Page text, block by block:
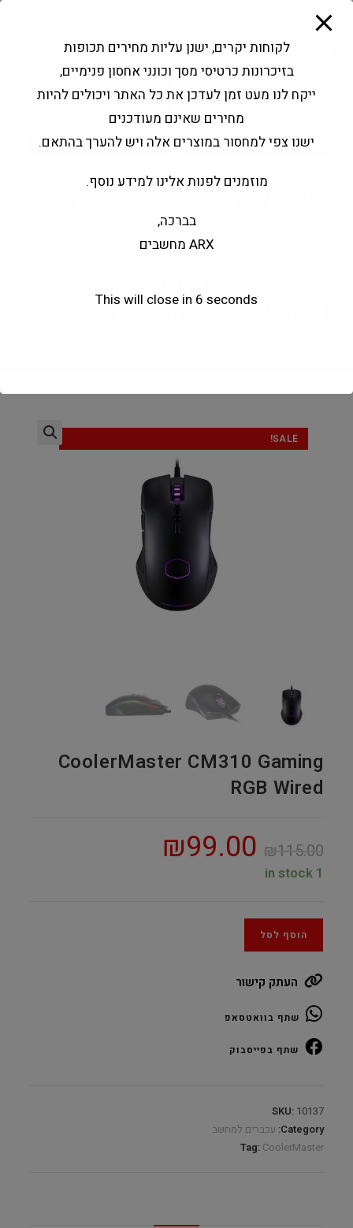
פתח סרגל נגישות
Products
search
החשבון שלי בקשה להצעה
Gaming RGB Wired
SALE!
CoolerMaster CM310 Gaming
RGB Wired
₪115.00
₪99.00
1 in stock
הוסף לסל
העתק קישור
שתף בוואטסאפ
שתף בפייסבוק
SKU: 10137
Category: עכברים למחשב
Tag: CoolerMaster
לקוחות יקרים, ישנן עליות מחירים תכופות
בזיכרונות כרטיסי מסך וכונני אחסון פנימיים,
ייקח לנו מעט זמן לעדכן את כל האתר ויכולים להיות
מחירים שאינם מעודכנים
ישנו צפי למחסור במוצרים אלה ויש להערך בהתאם.
מוזמנים לפנות אלינו למידע נוסף.
בברכה,
ARX מחשבים
This will close in 6 seconds